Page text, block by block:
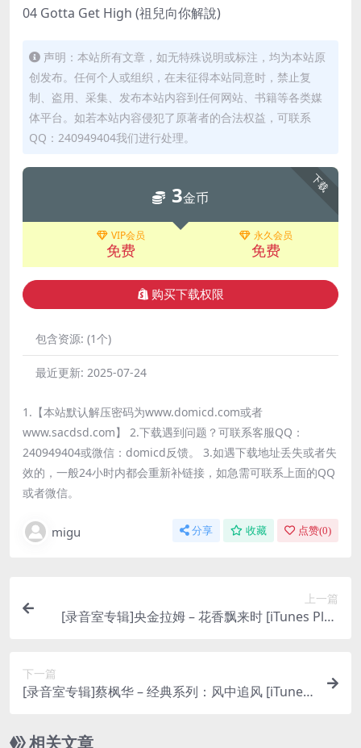
04 Gotta Get High (祖兒向你解說)
声明：本站所有文章，如无特殊说明或标注，均为本站原
创发布。任何个人或组织，在未征得本站同意时，禁止复
制、盗用、采集、发布本站内容到任何网站、书籍等各类媒
体平台。如若本站内容侵犯了原著者的合法权益，可联系
QQ：240949404我们进行处理。
下载
3金币
VIP会员
免费
永久会员
免费
购买下载权限
包含资源: (1个)
最近更新: 2025-07-24
1.【本站默认解压密码为www.domicd.com或者
www.sacdsd.com】 2.下载遇到问题？可联系客服QQ：
240949404或微信：domicd反馈。 3.如遇下载地址丢失或者失
效的，一般24小时内都会重新补链接，如急需可联系上面的QQ
或者微信。
migu 分享 收藏 点赞(0)
上一篇
[录音室专辑]央金拉姆 – 花香飘来时 [iTunes Plus
下一篇
[录音室专辑]蔡枫华 – 经典系列：风中追风 [iTunes
相关文章